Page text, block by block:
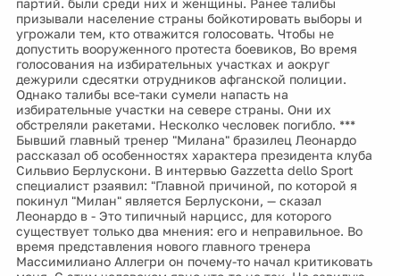
партий. были среди них и женщины. Ранее талибы
призывали население страны бойкотировать выборы и
угрожали тем, кто отважится голосовать. Чтобы не
допустить вооруженного протеста боевиков, Во время
голосования на избирательных участках и аокруг
дежурили сдесятки отрудников афганской полиции.
Однако талибы все-таки сумели напасть на
избирательные участки на севере страны. Они их
обстреляли ракетами. Несколко чесловек погибло. ***
Бывший главный тренер "Милана" бразилец Леонардо
рассказал об особенностях характера президента клуба
Сильвио Берлускони. В интервью Gazzetta dello Sport
специалист рзаявил: "Главной причиной, по которой я
покинул "Милан" является Берлускони, — сказал
Леонардо в - Это типичный нарцисс, для которого
существует только два мнения: его и неправильное. Во
время представления нового главного тренера
Массимилиано Аллегри он почему-то начал критиковать